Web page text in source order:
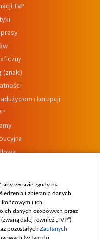
TVP
(znaki)
i korupcji
aby wyrazić zgody na
i zbierania danych,
końcowym i ich
danych osobowych przez
dalej również „TVP”),
pozostałych Zaufanych
(w tym do